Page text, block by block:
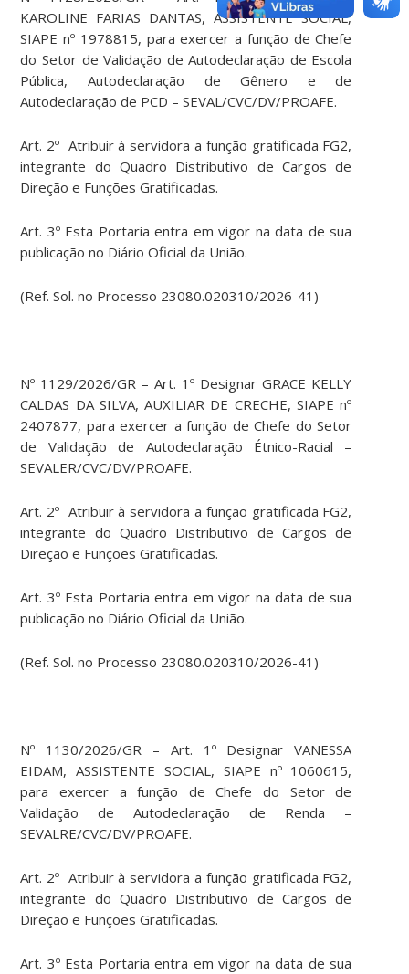
KAROLINE FARIAS DANTAS, ASSISTENTE SOCIAL,
SIAPE nº 1978815, para exercer a função de Chefe
do Setor de Validação de Autodeclaração de Escola
Pública, Autodeclaração de Gênero e de
Autodeclaração de PCD – SEVAL/CVC/DV/PROAFE.
Art. 2º Atribuir à servidora a função gratificada FG2,
integrante do Quadro Distributivo de Cargos de
Direção e Funções Gratificadas.
Art. 3º Esta Portaria entra em vigor na data de sua
publicação no Diário Oficial da União.
(Ref. Sol. no Processo 23080.020310/2026-41)
Nº 1129/2026/GR – Art. 1º Designar GRACE KELLY
CALDAS DA SILVA, AUXILIAR DE CRECHE, SIAPE nº
2407877, para exercer a função de Chefe do Setor
de Validação de Autodeclaração Étnico-Racial –
SEVALER/CVC/DV/PROAFE.
Art. 2º Atribuir à servidora a função gratificada FG2,
integrante do Quadro Distributivo de Cargos de
Direção e Funções Gratificadas.
Art. 3º Esta Portaria entra em vigor na data de sua
publicação no Diário Oficial da União.
(Ref. Sol. no Processo 23080.020310/2026-41)
Nº 1130/2026/GR – Art. 1º Designar VANESSA
EIDAM, ASSISTENTE SOCIAL, SIAPE nº 1060615,
para exercer a função de Chefe do Setor de
Validação de Autodeclaração de Renda –
SEVALRE/CVC/DV/PROAFE.
Art. 2º Atribuir à servidora a função gratificada FG2,
integrante do Quadro Distributivo de Cargos de
Direção e Funções Gratificadas.
Art. 3º Esta Portaria entra em vigor na data de sua